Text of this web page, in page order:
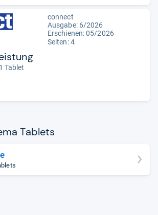
connect
Ausgabe: 6/2026
Erschienen:05/2026
Seiten: 4
Tablet
Tablets